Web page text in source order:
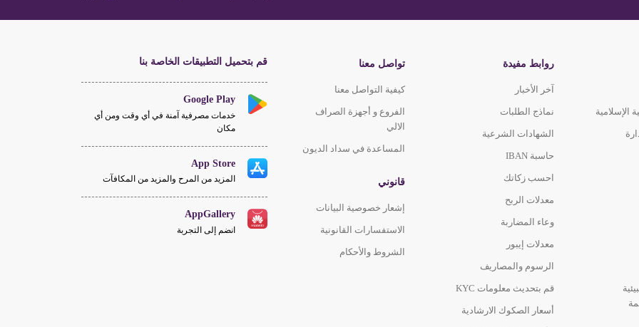
دبي
16، مبنى المكتب التنفيذي، مدينة دبي الطبية،
جهاز الصراف
331 غرب، البرشاء 3، متفرع من شارع الشيخ زايد مخرج
الإسلامية
روابط مفيدة
آخر الأخبار
نماذج الطلبات
الشهادات الشرعية
حاسبة IBAN
احسب زكاتك
معدلات الربح
وعاء المضاربة
معدلات إيبور
الرسوم والمصاريف
قم بتحديث معلومات KYC
أسعار الصكوك الارشادية
تواصل معنا
كيفية التواصل معنا
الفروع و أجهزة الصراف
الالي
المساعدة في سداد الديون
قانوني
إشعار خصوصية البيانات
الاستفسارات القانونية
الشروط والأحكام
قم بتحميل التطبيقات الخاصة بنا
Google Play
خدمات مصرفية آمنة في أي وقت ومن أي
مكان
App Store
المزيد من المرح والمزيد من المكافآت
AppGallery
انضم إلى التجربة